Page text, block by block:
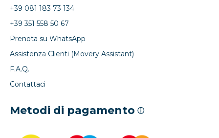
+39 081 183 73 134
+39 351 558 50 67
Prenota su WhatsApp
Assistenza Clienti (Movery Assistant)
F.A.Q.
Contattaci
Metodi di pagamento ⓘ